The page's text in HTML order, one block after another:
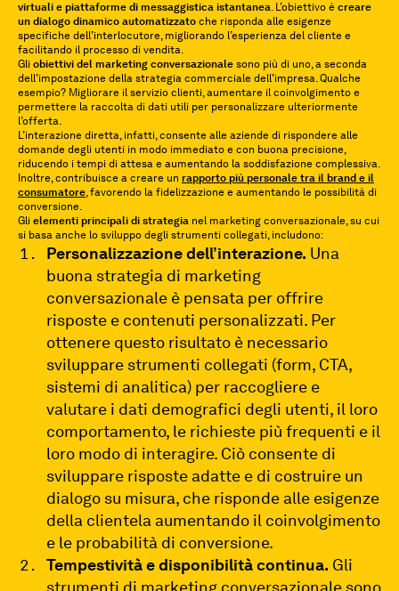
virtuali e piattaforme di messaggistica istantanea. L’obiettivo è creare
un dialogo dinamico automatizzato che risponda alle esigenze
specifiche dell’interlocutore, migliorando l’esperienza del cliente e
facilitando il processo di vendita.
Gli obiettivi del marketing conversazionale sono più di uno, a seconda
dell’impostazione della strategia commerciale dell’impresa. Qualche
esempio? Migliorare il servizio clienti, aumentare il coinvolgimento e
permettere la raccolta di dati utili per personalizzare ulteriormente
l’offerta.
L’interazione diretta, infatti, consente alle aziende di rispondere alle
domande degli utenti in modo immediato e con buona precisione,
riducendo i tempi di attesa e aumentando la soddisfazione complessiva.
Inoltre, contribuisce a creare un rapporto più personale tra il brand e il
consumatore, favorendo la fidelizzazione e aumentando le possibilità di
conversione.
Gli elementi principali di strategia nel marketing conversazionale, su cui
si basa anche lo sviluppo degli strumenti collegati, includono:
Personalizzazione dell’interazione. Una
buona strategia di marketing
conversazionale è pensata per offrire
risposte e contenuti personalizzati. Per
ottenere questo risultato è necessario
sviluppare strumenti collegati (form, CTA,
sistemi di analitica) per raccogliere e
valutare i dati demografici degli utenti, il loro
comportamento, le richieste più frequenti e il
loro modo di interagire. Ciò consente di
sviluppare risposte adatte e di costruire un
dialogo su misura, che risponde alle esigenze
della clientela aumentando il coinvolgimento
e le probabilità di conversione.
Tempestività e disponibilità continua. Gli
strumenti di marketing conversazionale sono